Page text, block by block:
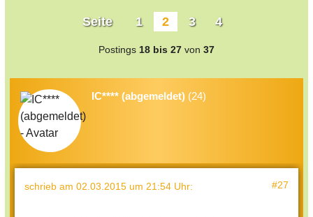
Seite 1 2 3 4
Postings 18 bis 27 von 37
IC**** (abgemeldet) (24)
schrieb am 02.03.2015 um 21:54 Uhr: #27